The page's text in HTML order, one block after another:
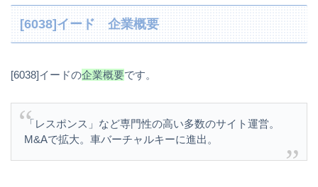
[6038]イード 企業概要
[6038]イードの企業概要です。
「レスポンス」など専門性の高い多数のサイト運営。
M&Aで拡大。車バーチャルキーに進出。